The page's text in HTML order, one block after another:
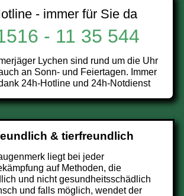
- immer für Sie da
- 11 35 544
Lychen sind rund um die Uhr
an Sonn- und Feiertagen. Immer
24h-Hotline und 24h-Notdienst
& tierfreundlich
liegt bei jeder
auf Methoden, die
und nicht gesundheitsschädlich
und falls möglich, wendet der